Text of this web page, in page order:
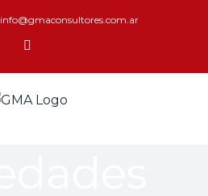
info@gmaconsultores.com.ar